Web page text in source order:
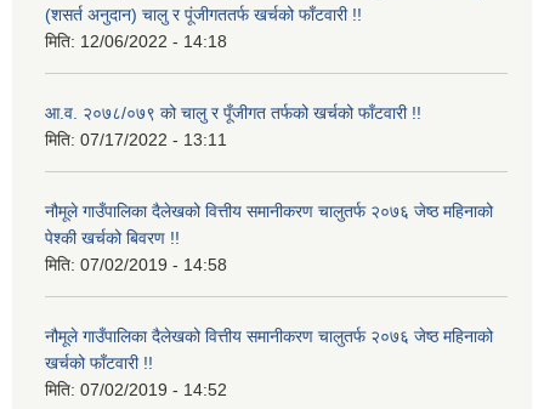
(शसर्त अनुदान) चालु र पूंजीगततर्फ खर्चको फाँटवारी !!
मिति: 12/06/2022 - 14:18
आ.व. २०७८/०७९ को चालु र पूँजीगत तर्फको खर्चको फाँटवारी !!
मिति: 07/17/2022 - 13:11
नौमूले गाउँपालिका दैलेखको वित्तीय समानीकरण चालुतर्फ २०७६ जेष्ठ महिनाको
पेश्की खर्चको बिवरण !!
मिति: 07/02/2019 - 14:58
नौमूले गाउँपालिका दैलेखको वित्तीय समानीकरण चालुतर्फ २०७६ जेष्ठ महिनाको
खर्चको फाँटवारी !!
मिति: 07/02/2019 - 14:52